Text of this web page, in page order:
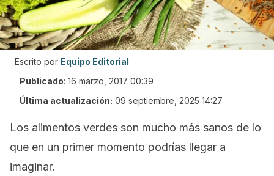
Escrito por Equipo Editorial
Publicado: 16 marzo, 2017 00:39
Última actualización: 09 septiembre, 2025 14:27
Los alimentos verdes son mucho más sanos de lo
que en un primer momento podrías llegar a
imaginar.